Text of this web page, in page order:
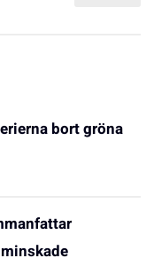
bort gröna